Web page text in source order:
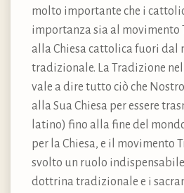
molto importante che i
importanza sia al movimento
alla Chiesa cattolica fuori dal
tradizionale. La Tradizione
vale a dire tutto ciò che
alla Sua Chiesa per essere
latino) fino alla fine del
per la Chiesa, e il movimento
svolto un ruolo
dottrina tradizionale e i